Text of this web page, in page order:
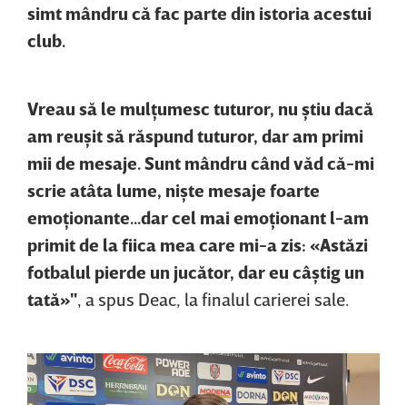
simt mândru că fac parte din istoria acestui
club.
Vreau să le mulţumesc tuturor, nu ştiu dacă
am reuşit să răspund tuturor, dar am primi
mii de mesaje. Sunt mândru când văd că-mi
scrie atâta lume, nişte mesaje foarte
emoţionante...dar cel mai emoţionant l-am
primit de la fiica mea care mi-a zis: «Astăzi
fotbalul pierde un jucător, dar eu câştig un
tată»" , a spus Deac, la finalul carierei sale.